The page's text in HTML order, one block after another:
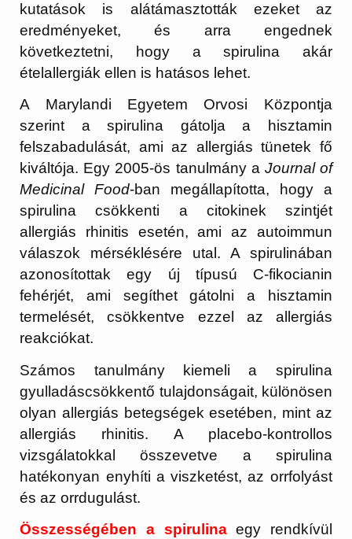
kutatások is alátámasztották ezeket az
eredményeket, és arra engednek
következtetni, hogy a spirulina akár
ételallergiák ellen is hatásos lehet.
A Marylandi Egyetem Orvosi Központja
szerint a spirulina gátolja a hisztamin
felszabadulását, ami az allergiás tünetek fő
kiváltója. Egy 2005-ös tanulmány a Journal of
Medicinal Food-ban megállapította, hogy a
spirulina csökkenti a citokinek szintjét
allergiás rhinitis esetén, ami az autoimmun
válaszok mérséklésére utal. A spirulinában
azonosítottak egy új típusú C-fikocianin
fehérjét, ami segíthet gátolni a hisztamin
termelését, csökkentve ezzel az allergiás
reakciókat.
Számos tanulmány kiemeli a spirulina
gyulladáscsökkentő tulajdonságait, különösen
olyan allergiás betegségek esetében, mint az
allergiás rhinitis. A placebo-kontrollos
vizsgálatokkal összevetve a spirulina
hatékonyan enyhíti a viszketést, az orrfolyást
és az orrdugulást.
Összességében a spirulinaegy rendkívül